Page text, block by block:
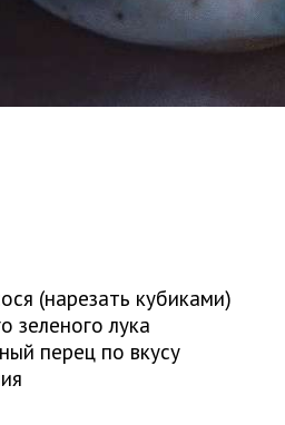
(нарезать кубиками)
зеленого лука
перец по вкусу